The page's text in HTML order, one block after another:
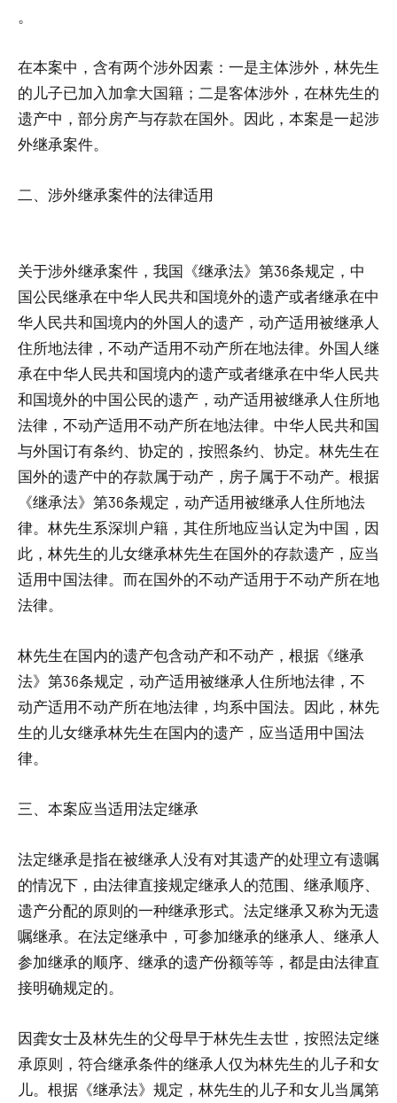
。
在本案中，含有两个涉外因素：一是主体涉外，林先生
的儿子已加入加拿大国籍；二是客体涉外，在林先生的
遗产中，部分房产与存款在国外。因此，本案是一起涉
外继承案件。
二、涉外继承案件的法律适用
关于涉外继承案件，我国《继承法》第36条规定，中
国公民继承在中华人民共和国境外的遗产或者继承在中
华人民共和国境内的外国人的遗产，动产适用被继承人
住所地法律，不动产适用不动产所在地法律。外国人继
承在中华人民共和国境内的遗产或者继承在中华人民共
和国境外的中国公民的遗产，动产适用被继承人住所地
法律，不动产适用不动产所在地法律。中华人民共和国
与外国订有条约、协定的，按照条约、协定。林先生在
国外的遗产中的存款属于动产，房子属于不动产。根据
《继承法》第36条规定，动产适用被继承人住所地法
律。林先生系深圳户籍，其住所地应当认定为中国，因
此，林先生的儿女继承林先生在国外的存款遗产，应当
适用中国法律。而在国外的不动产适用于不动产所在地
法律。
林先生在国内的遗产包含动产和不动产，根据《继承
法》第36条规定，动产适用被继承人住所地法律，不
动产适用不动产所在地法律，均系中国法。因此，林先
生的儿女继承林先生在国内的遗产，应当适用中国法
律。
三、本案应当适用法定继承
法定继承是指在被继承人没有对其遗产的处理立有遗嘱
的情况下，由法律直接规定继承人的范围、继承顺序、
遗产分配的原则的一种继承形式。法定继承又称为无遗
嘱继承。在法定继承中，可参加继承的继承人、继承人
参加继承的顺序、继承的遗产份额等等，都是由法律直
接明确规定的。
因龚女士及林先生的父母早于林先生去世，按照法定继
承原则，符合继承条件的继承人仅为林先生的儿子和女
儿。根据《继承法》规定，林先生的儿子和女儿当属第